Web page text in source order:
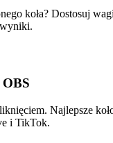
koła? Dostosuj
Najlepsze
i TikTok.